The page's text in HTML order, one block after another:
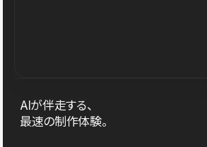
AIが伴走する、
最速の制作体験。